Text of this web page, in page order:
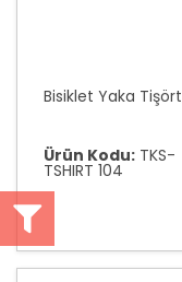
Bisiklet Yaka Tişört
Ürün Kodu: TKS-
TSHIRT 104